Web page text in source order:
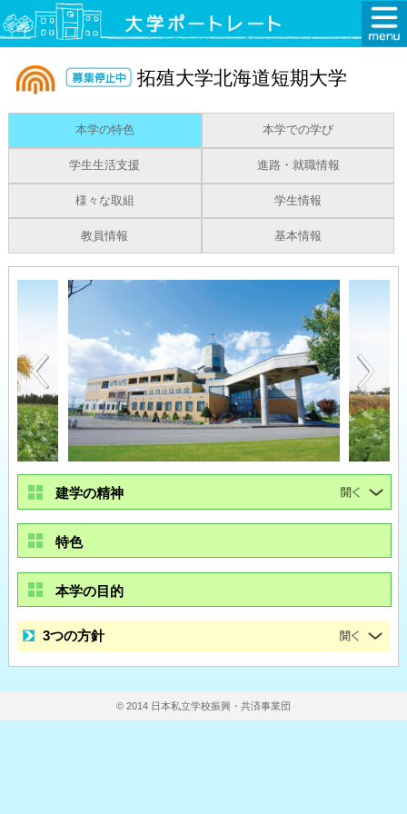
拓殖大学北海道短期大学
本学の特色 本学での学び
学生生活支援 進路・就職情報
様々な取組 学生情報
教員情報 基本情報
建学の精神
特色
本学の目的
3つの方針
© 2014 日本私立学校振興・共済事業団